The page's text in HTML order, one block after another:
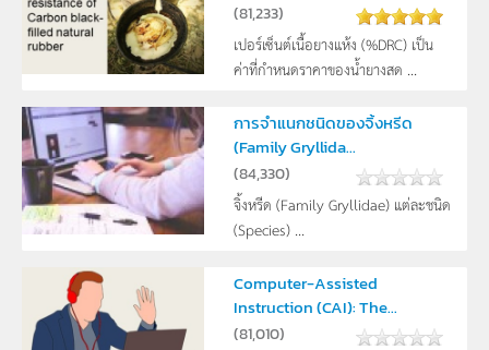
(81,233)
เปอร์เซ็นต์เนื้อยางแห้ง (%DRC) เป็น
ค่าที่กำหนดราคาของน้ำยางสด ...
การจำแนกชนิดของจิ้งหรีด
(Family Gryllida...
(84,330)
จิ้งหรีด (Family Gryllidae) แต่ละชนิด
(Species) ...
Computer-Assisted
Instruction (CAI): The...
(81,010)